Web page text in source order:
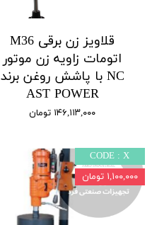
قلاویز زن برقی M36
اتومات زاویه زن موتور
NC با پاشش روغن برند
AST POWER
۱۴۶,۱۱۳,۰۰۰ تومان
CODE : X
۱,۱۰۰,۰۰۰ تومان